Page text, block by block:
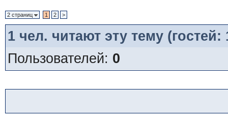
2 страниц 1 2 >
1чел. читают эту тему
Пользователей: 0